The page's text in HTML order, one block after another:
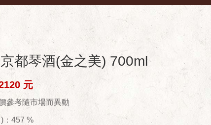
都琴酒(金之美) 700ml
元
參考隨市場而異動
：457 %